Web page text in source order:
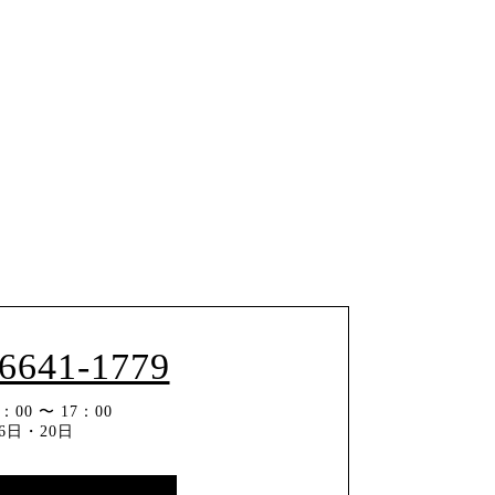
1779
00 〜 17：00
・20日